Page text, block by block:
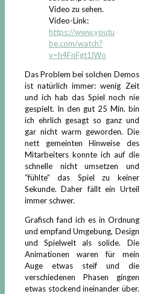
Video zu sehen.
Video-Link:
https://www.youtu
be.com/watch?
v=h4FnFgt1lWo
Das Problem bei solchen Demos
ist natürlich immer: wenig Zeit
und ich hab das Spiel noch nie
gespielt. In den gut 25 Min. bin
ich ehrlich gesagt so ganz und
gar nicht warm geworden. Die
nett gemeinten Hinweise des
Mitarbeiters konnte ich auf die
schnelle nicht umsetzen und
“fühlte” das Spiel zu keiner
Sekunde. Daher fällt ein Urteil
immer schwer.
Grafisch fand ich es in Ordnung
und empfand Umgebung, Design
und Spielwelt als solide. Die
Animationen waren für mein
Auge etwas steif und die
verschiedenen Phasen gingen
etwas stockend ineinander über.